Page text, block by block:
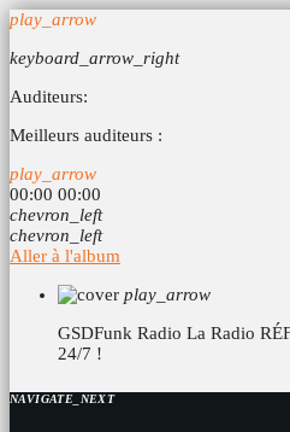
play_arrow
keyboard_arrow_right
Auditeurs:
Meilleurs auditeurs :
play_arrow
00:00 00:00
chevron_left
chevron_left
Aller à l'album
play_arrow
GSDFunk Radio La Radio
24/7 !
NAVIGATE_NEXT